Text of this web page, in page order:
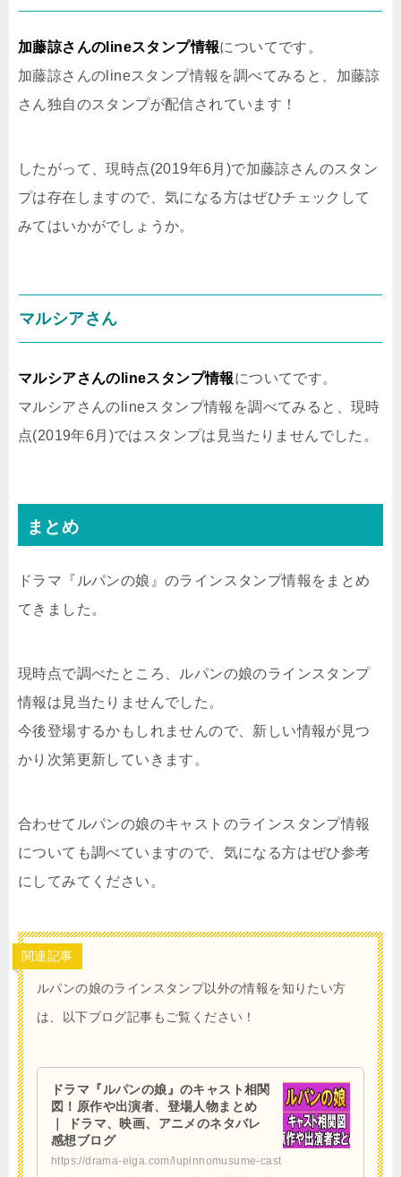
加藤諒さんのlineスタンプ情報についてです。
加藤諒さんのlineスタンプ情報を調べてみると、加藤諒
さん独自のスタンプが配信されています！
したがって、現時点(2019年6月)で加藤諒さんのスタン
プは存在しますので、気になる方はぜひチェックして
みてはいかがでしょうか。
マルシアさん
マルシアさんのlineスタンプ情報についてです。
マルシアさんのlineスタンプ情報を調べてみると、現時
点(2019年6月)ではスタンプは見当たりませんでした。
まとめ
ドラマ『ルパンの娘』のラインスタンプ情報をまとめ
てきました。
現時点で調べたところ、ルパンの娘のラインスタンプ
情報は見当たりませんでした。
今後登場するかもしれませんので、新しい情報が見つ
かり次第更新していきます。
合わせてルパンの娘のキャストのラインスタンプ情報
についても調べていますので、気になる方はぜひ参考
にしてみてください。
関連記事
ルパンの娘のラインスタンプ以外の情報を知りたい方
は、以下ブログ記事もご覧ください！
ドラマ『ルパンの娘』のキャスト相関
図！原作や出演者、登場人物まとめ
｜ ドラマ、映画、アニメのネタバレ
感想ブログ
https://drama-eiga.com/lupinnomusume-cast